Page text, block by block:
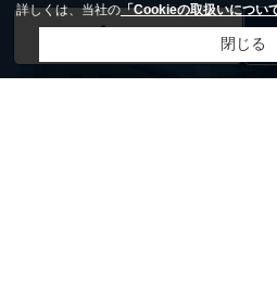
電話
詳しくは、当社の「Cookieの取扱いについ
閉じる